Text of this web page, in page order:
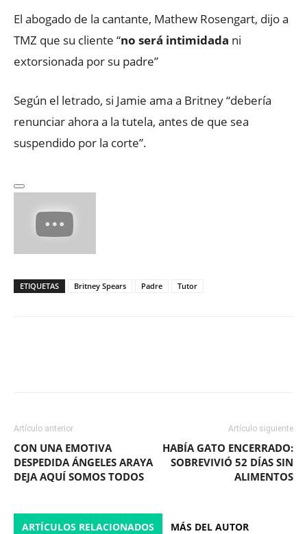
El abogado de la cantante, Mathew Rosengart, dijo a
TMZ que su cliente “no será intimidada ni
extorsionada por su padre”
Según el letrado, si Jamie ama a Britney “debería
renunciar ahora a la tutela, antes de que sea
suspendido por la corte”.
ETIQUETAS Britney Spears Padre Tutor
Artículo anterior
CON UNA EMOTIVA
DESPEDIDA ÁNGELES ARAYA
DEJA AQUÍ SOMOS TODOS
Artículo siguiente
HABÍA GATO ENCERRADO:
SOBREVIVIÓ 52 DÍAS SIN
ALIMENTOS
ARTÍCULOS RELACIONADOS MÁS DEL AUTOR